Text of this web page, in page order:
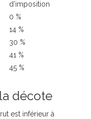
d’imposition
0 %
14 %
30 %
41 %
45 %
décote
est inférieur à